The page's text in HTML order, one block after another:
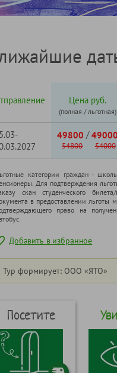
Цена руб.
(полная / льготная)
49800 /49000
54800 54000
категории граждан -
Для подтверждения
скан студенческого
в предоставлении льготы
право на
Добавить в избранное
Тур формирует: ООО «ЯТО»
Посетите